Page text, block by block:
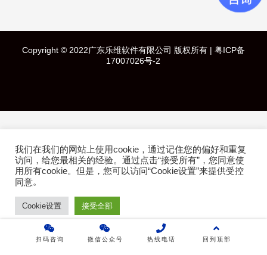
行业方案
技术白皮书
关于乐维
乐维社区
Copyright © 2022广东乐维软件有限公司 版权所有 | 粤ICP备
17007026号-2
扫码咨询 微信公众号 热线电话 回到顶部
我们在我们的网站上使用cookie，通过记住您的偏好和重复
访问，给您最相关的经验。通过点击“接受所有”，您同意使
用所有cookie。但是，您可以访问“Cookie设置”来提供受控
同意。
Cookie设置 接受全部